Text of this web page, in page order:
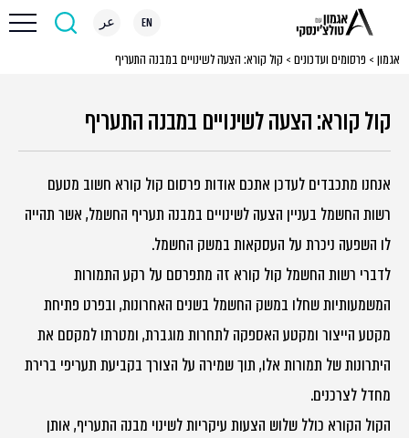
EN عر
אגמון > פרסומים ועדכונים > קול קורא: הצעה לשינויים במבנה התעריף
קול קורא: הצעה לשינויים במבנה התעריף
אנחנו מתכבדים לעדכן אתכם אודות פרסום קול קורא חשוב מטעם
רשות החשמל בעניין הצעה לשינויים במבנה תעריף החשמל, אשר תהייה
לו השפעה ניכרת על העסקאות במשק החשמל.
לדברי רשות החשמל קול קורא זה מתפרסם על רקע התמורות
המשמעותיות שחלו במשק החשמל בשנים האחרונות, ובפרט פתיחת
מקטע הייצור ומקטע האספקה לתחרות מוגברת, ומטרתו למקסם את
היתרונות של תמורות אלו, תוך שמירה על הצורך בקביעת תעריפי ברירת
מחדל לצרכנים.
הקול הקורא כולל שלוש הצעות עיקריות לשינוי מבנה התעריף, אותן